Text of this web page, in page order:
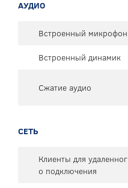
АУДИО
Встроенный микрофон
Встроенный динамик
Сжатие аудио
СЕТЬ
Клиенты для удаленног
о подключения